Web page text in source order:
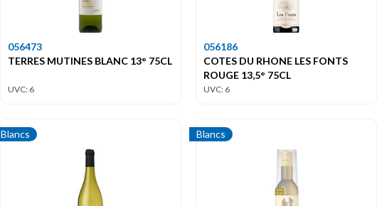
056473
TERRES MUTINES BLANC 13° 75CL
UVC: 6
056186
COTES DU RHONE LES FONTS
ROUGE 13,5° 75CL
UVC: 6
Blancs Blancs